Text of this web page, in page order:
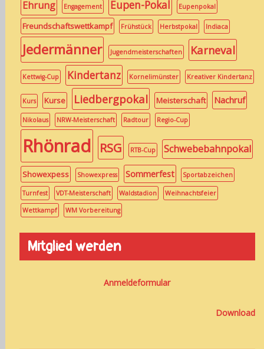
Ehrung Engagement Eupen-Pokal Eupenpokal
Freundschaftswettkampf Frühstück Herbstpokal Indiaca
Jedermänner Jugendmeisterschaften Karneval
Kettwig-Cup Kindertanz Kornelimünster Kreativer Kindertanz
Kurs Kurse Liedbergpokal Meisterschaft Nachruf
Nikolaus NRW-Meisterschaft Radtour Regio-Cup
Rhönrad RSG RTB-Cup Schwebebahnpokal
Showexpess Showexpress Sommerfest Sportabzeichen
Turnfest VDT-Meisterschaft Waldstadion Weihnachtsfeier
Wettkampf WM Vorbereitung
Mitglied werden
Anmeldeformular
Download